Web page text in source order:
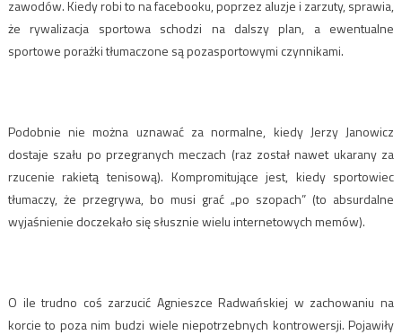
zawodów. Kiedy robi to na facebooku, poprzez aluzje i zarzuty, sprawia,
że rywalizacja sportowa schodzi na dalszy plan, a ewentualne
sportowe porażki tłumaczone są pozasportowymi czynnikami.
Podobnie nie można uznawać za normalne, kiedy Jerzy Janowicz
dostaje szału po przegranych meczach (raz został nawet ukarany za
rzucenie rakietą tenisową). Kompromitujące jest, kiedy sportowiec
tłumaczy, że przegrywa, bo musi grać „po szopach” (to absurdalne
wyjaśnienie doczekało się słusznie wielu internetowych memów).
O ile trudno coś zarzucić Agnieszce Radwańskiej w zachowaniu na
korcie to poza nim budzi wiele niepotrzebnych kontrowersji. Pojawiły